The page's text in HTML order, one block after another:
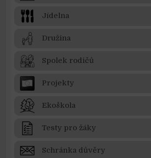
Jídelna
Družina
Spolek rodičů
Projekty
Ekoškola
Testy pro žáky
Schránka důvěry